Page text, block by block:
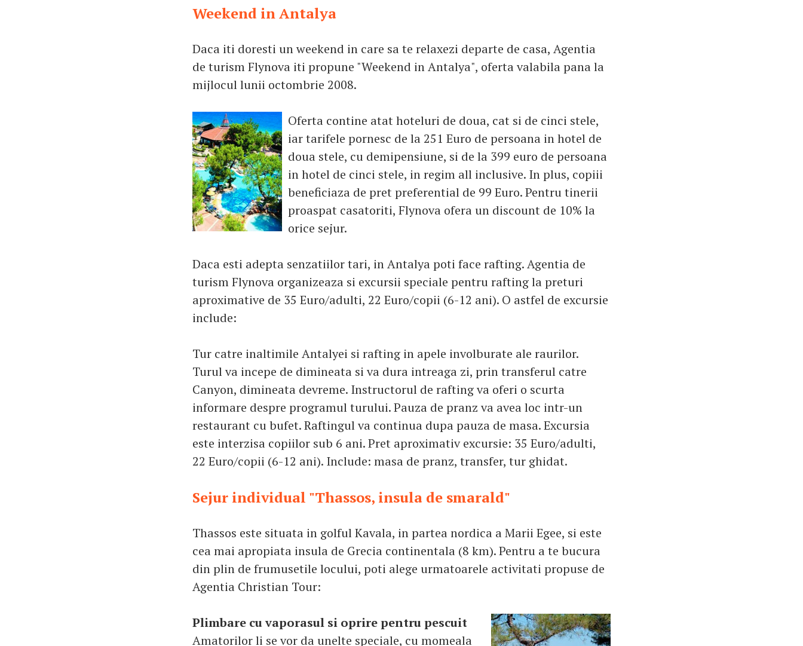
Weekend in Antalya
Daca iti doresti un weekend in care sa te relaxezi departe de casa, Agentia
de turism Flynova iti propune "Weekend in Antalya", oferta valabila pana la
mijlocul lunii octombrie 2008.
Oferta contine atat hoteluri de doua, cat si de cinci stele,
iar tarifele pornesc de la 251 Euro de persoana in hotel de
doua stele, cu demipensiune, si de la 399 euro de persoana
in hotel de cinci stele, in regim all inclusive. In plus, copiii
beneficiaza de pret preferential de 99 Euro. Pentru tinerii
proaspat casatoriti, Flynova ofera un discount de 10% la
orice sejur.
Daca esti adepta senzatiilor tari, in Antalya poti face rafting. Agentia de
turism Flynova organizeaza si excursii speciale pentru rafting la preturi
aproximative de 35 Euro/adulti, 22 Euro/copii (6-12 ani). O astfel de excursie
include:
Tur catre inaltimile Antalyei si rafting in apele involburate ale raurilor.
Turul va incepe de dimineata si va dura intreaga zi, prin transferul catre
Canyon, dimineata devreme. Instructorul de rafting va oferi o scurta
informare despre programul turului. Pauza de pranz va avea loc intr-un
restaurant cu bufet. Raftingul va continua dupa pauza de masa. Excursia
este interzisa copiilor sub 6 ani. Pret aproximativ excursie: 35 Euro/adulti,
22 Euro/copii (6-12 ani). Include: masa de pranz, transfer, tur ghidat.
Sejur individual "Thassos, insula de smarald"
Thassos este situata in golful Kavala, in partea nordica a Marii Egee, si este
cea mai apropiata insula de Grecia continentala (8 km). Pentru a te bucura
din plin de frumusetile locului, poti alege urmatoarele activitati propuse de
Agentia Christian Tour:
Plimbare cu vaporasul si oprire pentru pescuit
Amatorilor li se vor da unelte speciale, cu momeala